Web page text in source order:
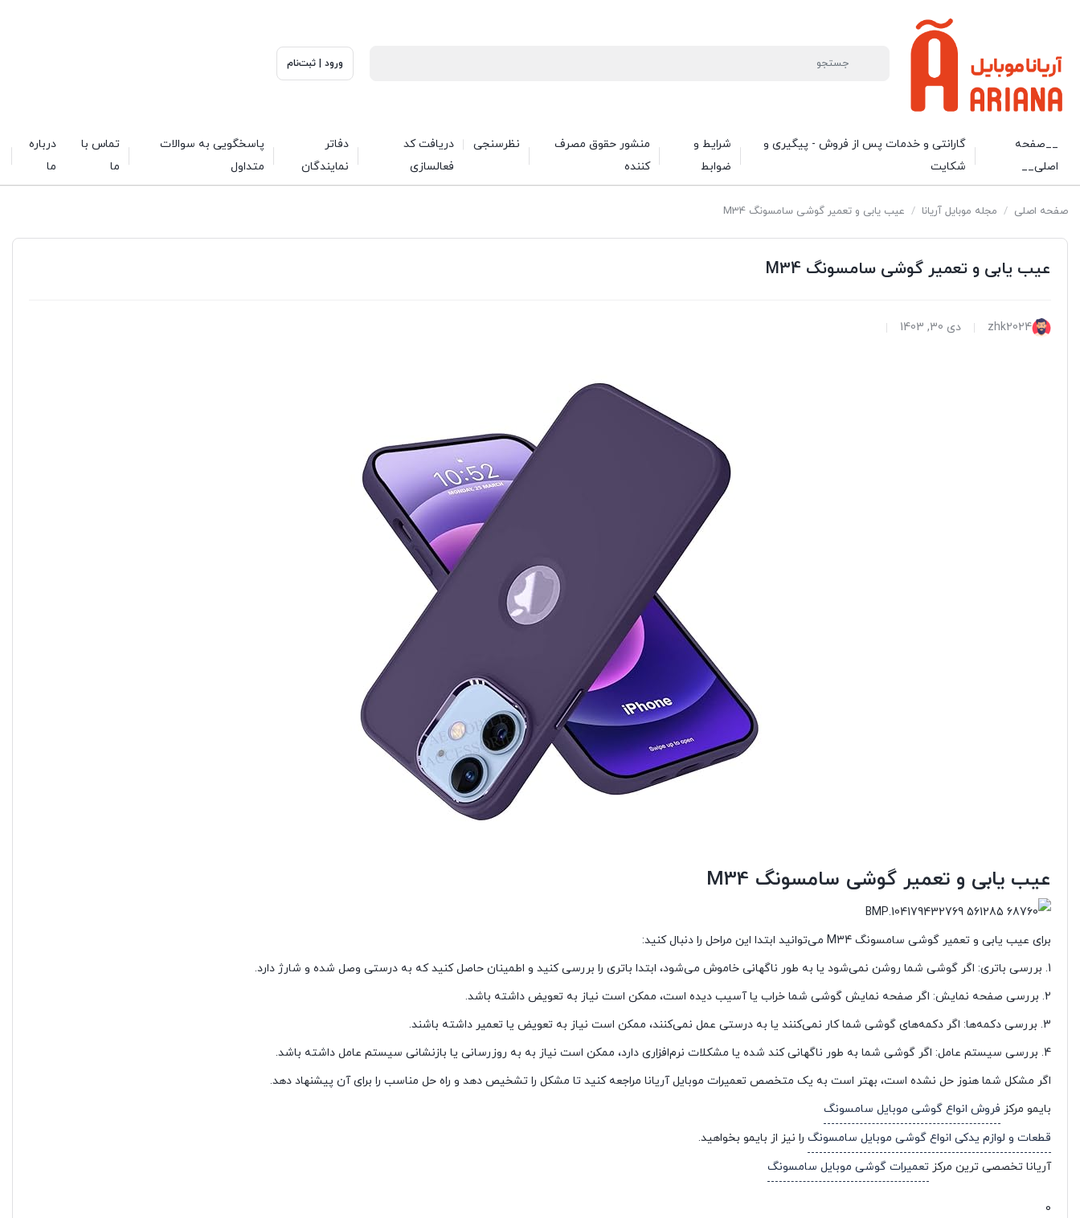
ورود | ثبت‌نام
__صفحه
اصلی__
گارانتی و خدمات پس از فروش - پیگیری و
شکایت
شرایط و
ضوابط
منشور حقوق مصرف
کننده
نظرسنجی
دریافت کد
فعالسازی
دفاتر
نمایندگان
پاسخگویی به سوالات
متداول
تماس با
ما
درباره
ما
صفحه اصلی / مجله موبایل آریانا / عیب یابی و تعمیر گوشی سامسونگ M34
عیب یابی و تعمیر گوشی سامسونگ M34
zhk2024 دی 30, 1403
عیب یابی و تعمیر گوشی سامسونگ M34
برای عیب یابی و تعمیر گوشی سامسونگ M34 می‌توانید ابتدا این مراحل را دنبال کنید:
1. بررسی باتری: اگر گوشی شما روشن نمی‌شود یا به طور ناگهانی خاموش می‌شود، ابتدا باتری را بررسی کنید و اطمینان حاصل کنید که به درستی وصل شده و شارژ دارد.
2. بررسی صفحه نمایش: اگر صفحه نمایش گوشی شما خراب یا آسیب دیده است، ممکن است نیاز به تعویض داشته باشد.
3. بررسی دکمه‌ها: اگر دکمه‌های گوشی شما کار نمی‌کنند یا به درستی عمل نمی‌کنند، ممکن است نیاز به تعویض یا تعمیر داشته باشند.
4. بررسی سیستم عامل: اگر گوشی شما به طور ناگهانی کند شده یا مشکلات نرم‌افزاری دارد، ممکن است نیاز به به روزرسانی یا بازنشانی سیستم عامل داشته باشد.
اگر مشکل شما هنوز حل نشده است، بهتر است به یک متخصص تعمیرات موبایل آریانا مراجعه کنید تا مشکل را تشخیص دهد و راه حل مناسب را برای آن پیشنهاد دهد.
بایمو مرکز فروش انواع گوشی موبایل سامسونگ
قطعات و لوازم یدکی انواع گوشی موبایل سامسونگ را نیز از بایمو بخواهید.
آریانا تخصصی ترین مرکز تعمیرات گوشی موبایل سامسونگ
0